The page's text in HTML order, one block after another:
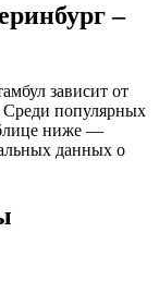
–
зависит от
Среди популярных
ниже —
данных о